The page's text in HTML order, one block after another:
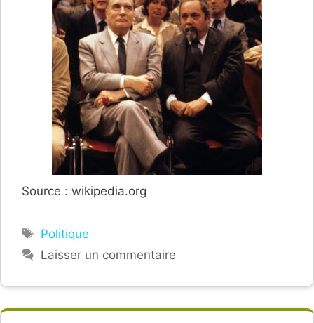
Source : wikipedia.org
Étiquettes
Politique
Laisser un commentaire